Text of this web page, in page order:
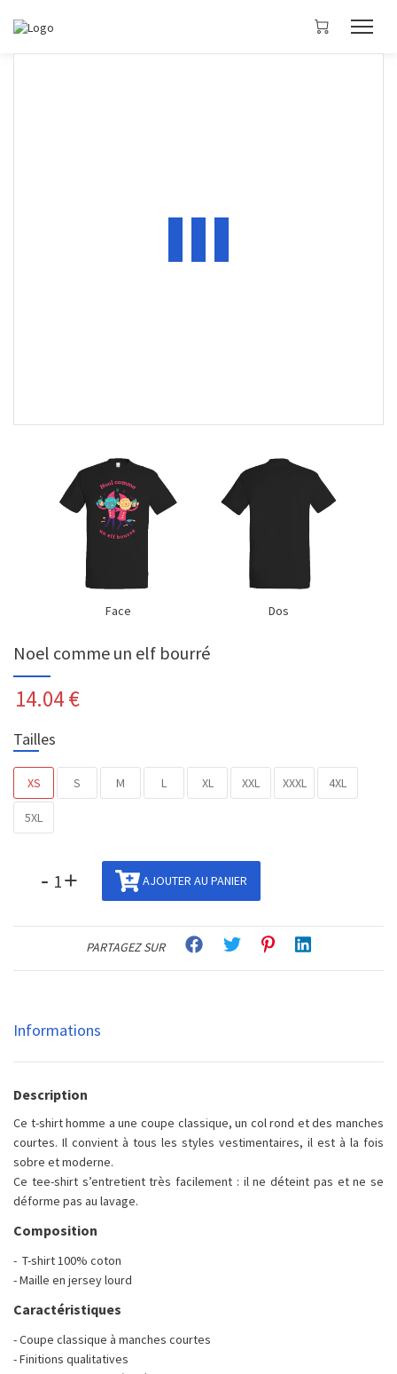
Face Dos
Noel comme un elf bourré
14.04€
Tailles
XS S M L XL XXL XXXL 4XL
5XL
- + AJOUTER AU PANIER
PARTAGEZ SUR
Informations
Description
Ce t-shirt homme a une coupe classique, un col rond et des manches
courtes. Il convient à tous les styles vestimentaires, il est à la fois
sobre et moderne.
Ce tee-shirt s’entretient très facilement : il ne déteint pas et ne se
déforme pas au lavage.
Composition
- T-shirt 100% coton
- Maille en jersey lourd
Caractéristiques
- Coupe classique à manches courtes
- Finitions qualitatives